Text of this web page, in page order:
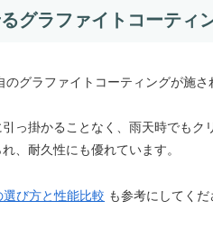
グラファイトコーティ
グラファイトコーティングが施
っ掛かることなく、雨天時でもク
、耐久性にも優れています。
び方と性能比較 も参考にしてくだ